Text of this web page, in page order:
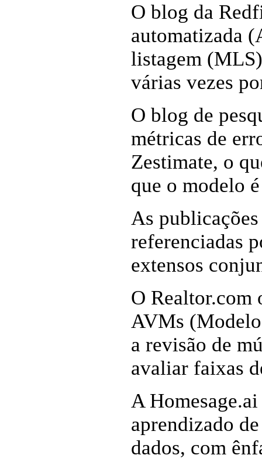
O blog da
automatizada
listagem
várias vezes
O blog de
métricas de
Zestimate, o
que o modelo
As
referenciadas
extensos
O Realtor.com
AVMs
a revisão de
avaliar faixas
A
aprendizado
dados, com